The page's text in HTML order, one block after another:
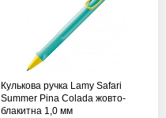
Кулькова ручка Lamy Safari
Summer Pina Colada жовто-
блакитна 1,0 мм